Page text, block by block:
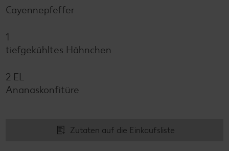
Cayennepfeffer
1
tiefgekühltes Hähnchen
2 EL
Ananaskonfitüre
Zutaten auf die Einkaufsliste